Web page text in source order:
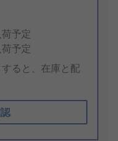
予定
予定
ると、在庫と配